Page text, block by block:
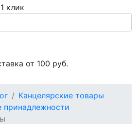
клик
от 100 руб.
Канцелярские товары
принадлежности